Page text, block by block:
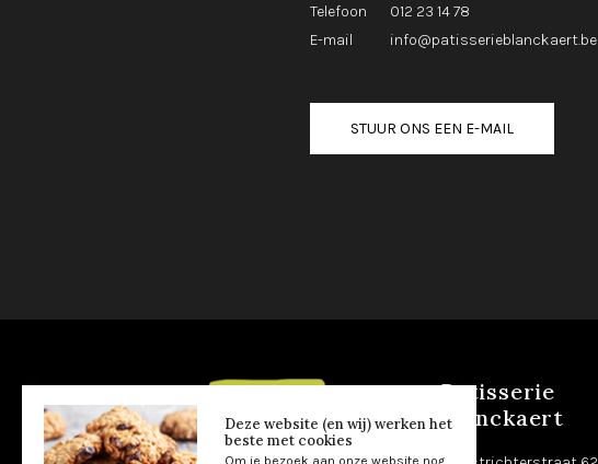
Telefoon
012 23 14 78
E-mail
info@patisserieblanckaert.be
STUUR ONS EEN E-MAIL
Deze website (en wij) werken het
beste met cookies
Om je bezoek aan onze website nog
Patisserie
Blanckaert